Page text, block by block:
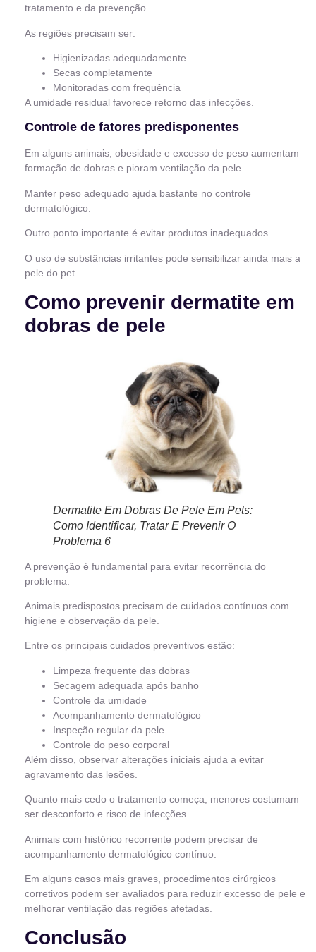
tratamento e da prevenção.
As regiões precisam ser:
Higienizadas adequadamente
Secas completamente
Monitoradas com frequência
A umidade residual favorece retorno das infecções.
Controle de fatores predisponentes
Em alguns animais, obesidade e excesso de peso aumentam
formação de dobras e pioram ventilação da pele.
Manter peso adequado ajuda bastante no controle
dermatológico.
Outro ponto importante é evitar produtos inadequados.
O uso de substâncias irritantes pode sensibilizar ainda mais a
pele do pet.
Como prevenir dermatite em
dobras de pele
Dermatite Em Dobras De Pele Em Pets:
Como Identificar, Tratar E Prevenir O
Problema 6
A prevenção é fundamental para evitar recorrência do
problema.
Animais predispostos precisam de cuidados contínuos com
higiene e observação da pele.
Entre os principais cuidados preventivos estão:
Limpeza frequente das dobras
Secagem adequada após banho
Controle da umidade
Acompanhamento dermatológico
Inspeção regular da pele
Controle do peso corporal
Além disso, observar alterações iniciais ajuda a evitar
agravamento das lesões.
Quanto mais cedo o tratamento começa, menores costumam
ser desconforto e risco de infecções.
Animais com histórico recorrente podem precisar de
acompanhamento dermatológico contínuo.
Em alguns casos mais graves, procedimentos cirúrgicos
corretivos podem ser avaliados para reduzir excesso de pele e
melhorar ventilação das regiões afetadas.
Conclusão